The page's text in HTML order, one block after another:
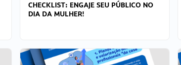
CHECKLIST: ENGAJE SEU PÚBLICO NO
DIA DA MULHER!